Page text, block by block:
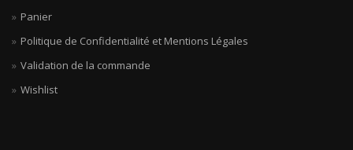
Panier
Politique de Confidentialité et Mentions Légales
Validation de la commande
Wishlist